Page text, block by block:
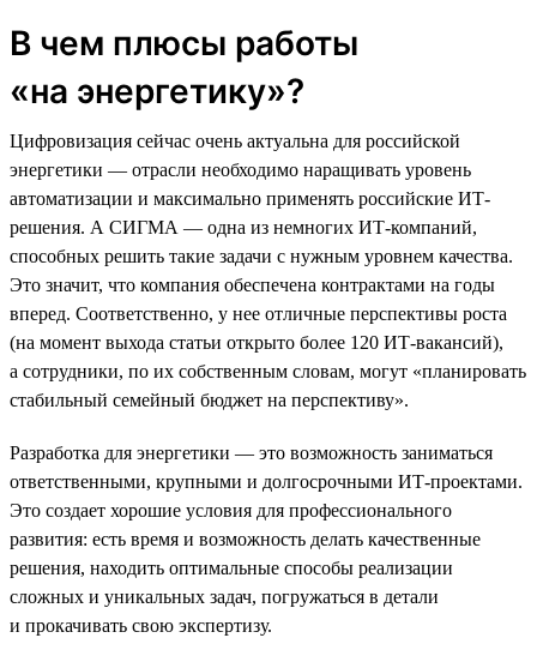
В чем плюсы работы
«на энергетику»?
Цифровизация сейчас очень актуальна для российской
энергетики — отрасли необходимо наращивать уровень
автоматизации и максимально применять российские ИТ-
решения. А СИГМА — одна из немногих ИТ-компаний,
способных решить такие задачи с нужным уровнем качества.
Это значит, что компания обеспечена контрактами на годы
вперед. Соответственно, у нее отличные перспективы роста
(на момент выхода статьи открыто более 120 ИТ-вакансий),
а сотрудники, по их собственным словам, могут «планировать
стабильный семейный бюджет на перспективу».
Разработка для энергетики — это возможность заниматься
ответственными, крупными и долгосрочными ИТ-проектами.
Это создает хорошие условия для профессионального
развития: есть время и возможность делать качественные
решения, находить оптимальные способы реализации
сложных и уникальных задач, погружаться в детали
и прокачивать свою экспертизу.